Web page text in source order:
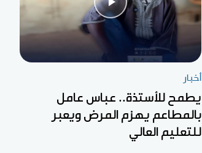
أخبار
يطمح للأستذة.. عباس عامل
بالمطاعم يهزم المرض ويعبر
للتعليم العالي